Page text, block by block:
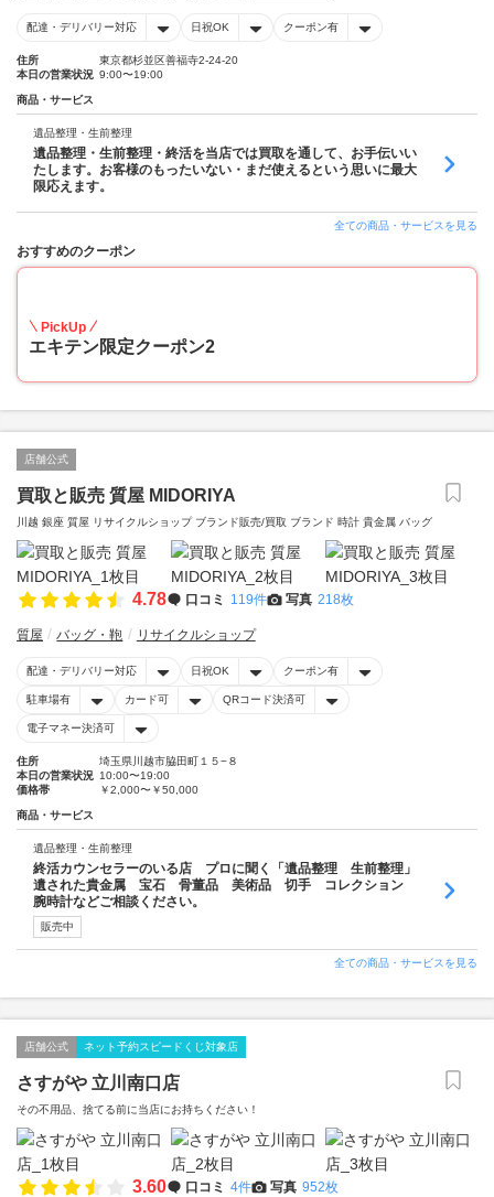
配達・デリバリー対応 日祝OK クーポン有
住所
東京都杉並区善福寺2-24-20
本日の営業状況 9:00〜19:00
商品・サービス
遺品整理・生前整理
遺品整理・生前整理・終活を当店では買取を通して、お手伝いい
たします。お客様のもったいない・まだ使えるという思いに最大
限応えます。
全ての商品・サービスを見る
おすすめのクーポン
PickUp
エキテン限定クーポン2
店舗公式
買取と販売 質屋 MIDORIYA
川越 銀座 質屋 リサイクルショップ ブランド販売/買取 ブランド 時計 貴金属 バッグ
4.78 口コミ 119件 写真 218枚
質屋 バッグ・鞄 リサイクルショップ
配達・デリバリー対応 日祝OK クーポン有
駐車場有 カード可 QRコード決済可
電子マネー決済可
住所
埼玉県川越市脇田町１５−８
本日の営業状況 10:00〜19:00
価格帯
￥2,000〜￥50,000
商品・サービス
遺品整理・生前整理
終活カウンセラーのいる店 プロに聞く「遺品整理 生前整理」
遺された貴金属 宝石 骨董品 美術品 切手 コレクション
腕時計などご相談ください。
販売中
全ての商品・サービスを見る
店舗公式 ネット予約スピードくじ対象店
さすがや 立川南口店
その不用品、捨てる前に当店にお持ちください！
3.60 口コミ 4件 写真 952枚